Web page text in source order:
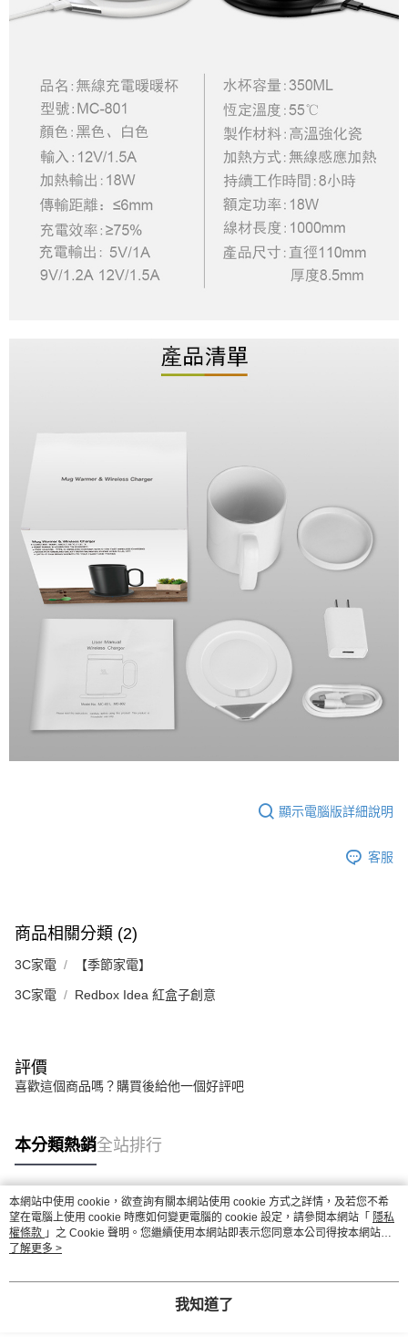
顯示電腦版詳細說明
客服
商品相關分類 (2)
3C家電 【季節家電】
3C家電 Redbox Idea 紅盒子創意
評價
喜歡這個商品嗎？購買後給他一個好評吧
本分類熱銷全站排行
熱門標籤
本網站中使用 cookie，欲查詢有關本網站使用 cookie 方式之詳情，及若您不希
望在電腦上使用 cookie 時應如何變更電腦的 cookie 設定，請參閱本網站「 隱私
權條款 」之 Cookie 聲明。您繼續使用本網站即表示您同意本公司得按本網站使
用條款之 Cookie 聲明使用 cookie。
了解更多 >
我知道了